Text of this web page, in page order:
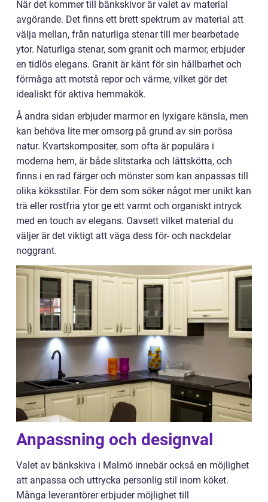
När det kommer till bänkskivor är valet av material
avgörande. Det finns ett brett spektrum av material att
välja mellan, från naturliga stenar till mer bearbetade
ytor. Naturliga stenar, som granit och marmor, erbjuder
en tidlös elegans. Granit är känt för sin hållbarhet och
förmåga att motstå repor och värme, vilket gör det
idealiskt för aktiva hemmakök.
Å andra sidan erbjuder marmor en lyxigare känsla, men
kan behöva lite mer omsorg på grund av sin porösa
natur. Kvartskompositer, som ofta är populära i
moderna hem, är både slitstarka och lättskötta, och
finns i en rad färger och mönster som kan anpassas till
olika köksstilar. För dem som söker något mer unikt kan
trä eller rostfria ytor ge ett varmt och organiskt intryck
med en touch av elegans. Oavsett vilket material du
väljer är det viktigt att väga dess för- och nackdelar
noggrant.
Anpassning och designval
Valet av bänkskiva i Malmö innebär också en möjlighet
att anpassa och uttrycka personlig stil inom köket.
Många leverantörer erbjuder möjlighet till